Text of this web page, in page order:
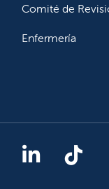
Comité de
Enfermería
en
Síganos